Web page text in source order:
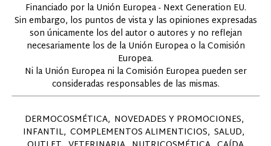
Financiado por la Unión Europea - Next Generation EU.
Sin embargo, los puntos de vista y las opiniones expresadas
son únicamente los del autor o autores y no reflejan
necesariamente los de la Unión Europea o la Comisión
Europea.
Ni la Unión Europea ni la Comisión Europea pueden ser
consideradas responsables de las mismas.
DERMOCOSMÉTICA NOVEDADES Y PROMOCIONES
INFANTIL COMPLEMENTOS ALIMENTICIOS SALUD